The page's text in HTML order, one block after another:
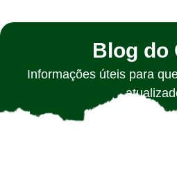
Blog do
Informações úteis para